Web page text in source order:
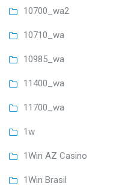
10700_wa2
10710_wa
10985_wa
11400_wa
11700_wa
1w
1Win AZ Casino
1Win Brasil